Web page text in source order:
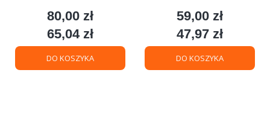
Cena
80,00 zł
Cena
65,04 zł
DO KOSZYKA
Cena
59,00 zł
Cena
47,97 zł
DO KOSZYKA